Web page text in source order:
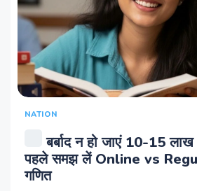
NATION
बर्बाद न हो जाएं 10-15
पहले समझ लें Online vs
गणित